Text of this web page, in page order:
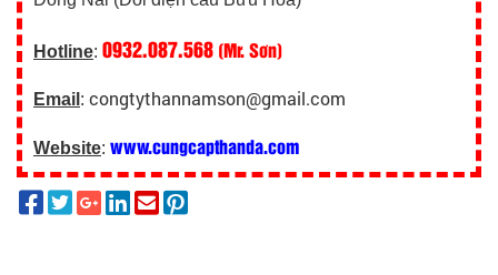
Hotline: 0932.087.568 (Mr. Sơn)
Email : congtythannamson@gmail.com
Website: www.cungcapthanda.com